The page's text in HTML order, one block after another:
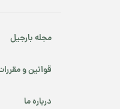
مجله بارجیل
قوانین و
درباره ما